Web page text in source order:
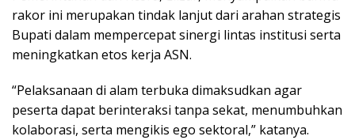
rakor ini merupakan tindak lanjut dari arahan strategis
Bupati dalam mempercepat sinergi lintas institusi serta
meningkatkan etos kerja ASN.
“Pelaksanaan di alam terbuka dimaksudkan agar
peserta dapat berinteraksi tanpa sekat, menumbuhkan
kolaborasi, serta mengikis ego sektoral,” katanya.